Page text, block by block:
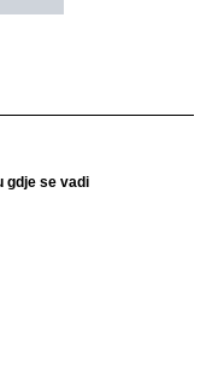
gdje se vadi